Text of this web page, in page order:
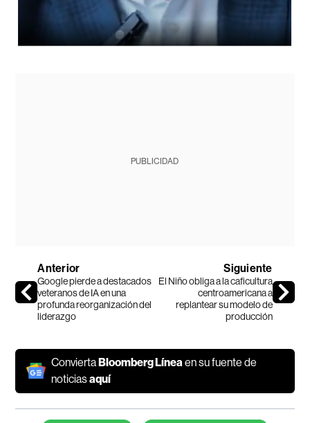
PUBLICIDAD
Anterior
Google pierde a destacados
veteranos de IA en una
profunda reorganización del
liderazgo
Siguiente
El Niño obliga a la caficultura
centroamericana a
replantear su modelo de
producción
ConviertaBloomberg Línea en su fuente de
noticiasaquí